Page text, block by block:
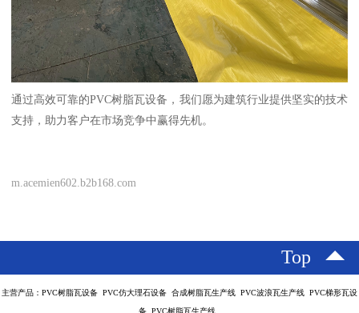
通过高效可靠的PVC树脂瓦设备，我们愿为建筑行业提供坚实的技术
支持，助力客户在市场竞争中赢得先机。
m.acemien602.b2b168.com
Top
主营产品：PVC树脂瓦设备 PVC仿大理石设备 合成树脂瓦生产线 PVC波浪瓦生产线 PVC梯形瓦设
备 PVC树脂瓦生产线